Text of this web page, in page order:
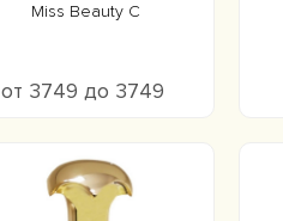
Miss Beauty C
от 3749 до 3749